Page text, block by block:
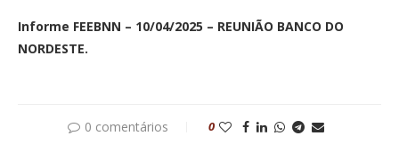
Informe FEEBNN – 10/04/2025 – REUNIÃO BANCO DO
NORDESTE.
0 comentários 0